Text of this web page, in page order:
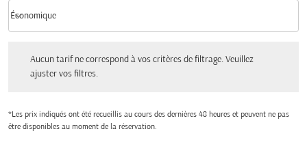
Classe cabine option Économique Selected
Économique
keyboard_arrow_down
Aucun tarif ne correspond à vos critères de filtrage. Veuillez
ajuster vos filtres.
*Les prix indiqués ont été recueillis au cours des dernières 48 heures et peuvent ne pas
être disponibles au moment de la réservation.